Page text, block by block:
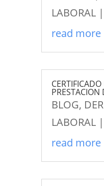
LABORAL|
read more
PRESTACION
BLOG,
LABORAL|
read more